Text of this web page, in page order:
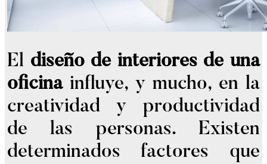
El diseño de interiores de una
oficinainfluye, y mucho, en la
creatividad y productividad
de las personas. Existen
determinados factores que